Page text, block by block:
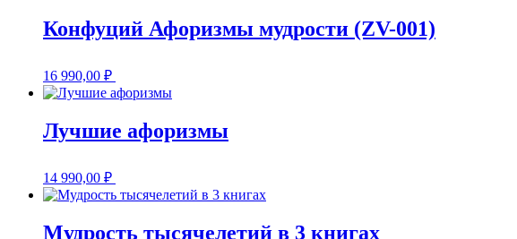
Конфуций Афоризмы мудрости (ZV-001)
16 990,00 ₽
Лучшие афоризмы
14 990,00 ₽
Мудрость тысячелетий в 3 книгах